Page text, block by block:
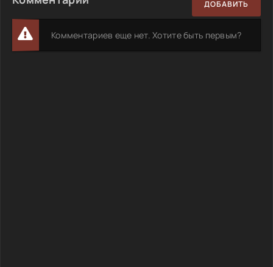
ДОБАВИТЬ
Комментариев еще нет. Хотите быть первым?